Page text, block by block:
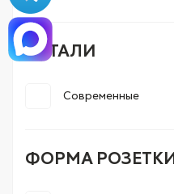
ДЕТАЛИ
Современные
ФОРМА РОЗЕТКИ